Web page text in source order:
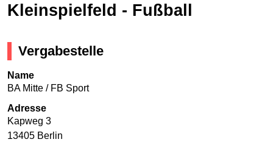
Kleinspielfeld - Fußball
Vergabestelle
Name
BA Mitte / FB Sport
Adresse
Kapweg 3
13405 Berlin